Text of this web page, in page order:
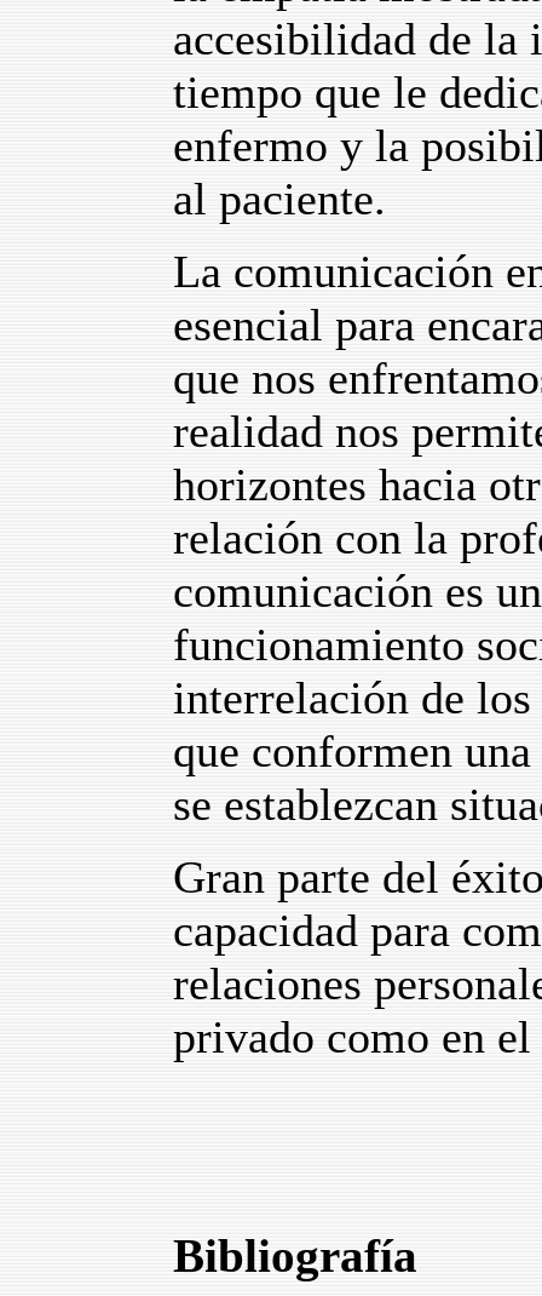
accesibilidad de la
tiempo que le
enfermo y la
al paciente.
La comunicación
esencial para
que nos
realidad nos
horizontes hacia
relación con la
comunicación es
funcionamiento
interrelación de
que conformen
se establezcan
Gran parte del
capacidad para
relaciones
privado como en
Bibliografía